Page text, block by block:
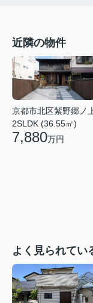
近隣の物件
京都市北区紫野郷ノ
2SLDK (36.55㎡)
7,880万円
よく見られてい